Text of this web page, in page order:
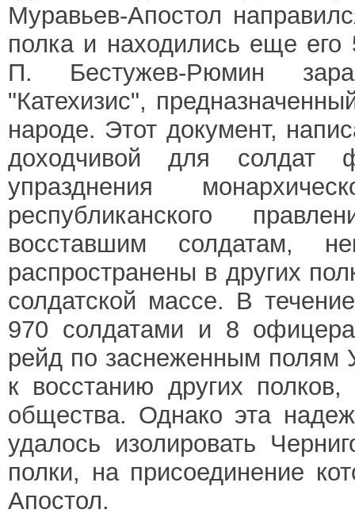
Муравьев-Апостол
полка и находились еще
П. Бестужев-Рюмин
"Катехизис",
народе. Этот документ,
доходчивой для солдат
упразднения
республиканского
восставшим солдатам,
распространены в других
солдатской массе. В
970 солдатами и 8
рейд по заснеженным полям
к восстанию других
общества. Однако эта
удалось изолировать
полки, на присоединение
Апостол.